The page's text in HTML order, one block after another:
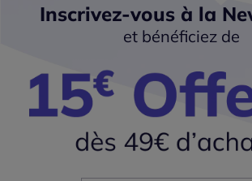
Inscrivez-vous à la
et bénéficiez de